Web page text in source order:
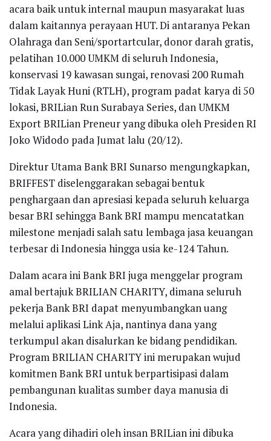
acara baik untuk internal maupun masyarakat luas
dalam kaitannya perayaan HUT. Di antaranya Pekan
Olahraga dan Seni/sportartcular, donor darah gratis,
pelatihan 10.000 UMKM di seluruh Indonesia,
konservasi 19 kawasan sungai, renovasi 200 Rumah
Tidak Layak Huni (RTLH), program padat karya di 50
lokasi, BRILian Run Surabaya Series, dan UMKM
Export BRILian Preneur yang dibuka oleh Presiden RI
Joko Widodo pada Jumat lalu (20/12).
Direktur Utama Bank BRI Sunarso mengungkapkan,
BRIFFEST diselenggarakan sebagai bentuk
penghargaan dan apresiasi kepada seluruh keluarga
besar BRI sehingga Bank BRI mampu mencatatkan
milestone menjadi salah satu lembaga jasa keuangan
terbesar di Indonesia hingga usia ke-124 Tahun.
Dalam acara ini Bank BRI juga menggelar program
amal bertajuk BRILIAN CHARITY, dimana seluruh
pekerja Bank BRI dapat menyumbangkan uang
melalui aplikasi Link Aja, nantinya dana yang
terkumpul akan disalurkan ke bidang pendidikan.
Program BRILIAN CHARITY ini merupakan wujud
komitmen Bank BRI untuk berpartisipasi dalam
pembangunan kualitas sumber daya manusia di
Indonesia.
Acara yang dihadiri oleh insan BRILian ini dibuka